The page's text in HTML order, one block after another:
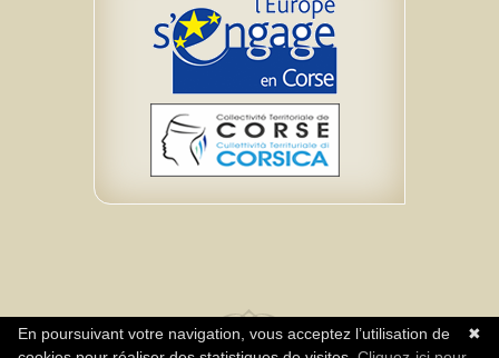
✖
En poursuivant votre navigation, vous acceptez l’utilisation de